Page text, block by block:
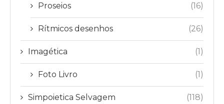
Proseios (16)
Rítmicos desenhos (26)
Imagética (1)
Foto Livro (1)
Simpoietica Selvagem (118)